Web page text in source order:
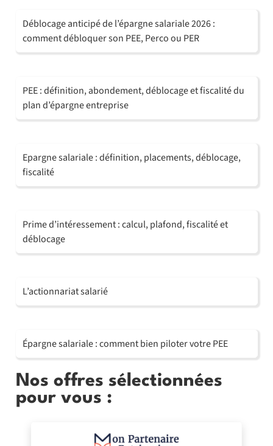
Déblocage anticipé de l’épargne salariale 2026 :
comment débloquer son PEE, Perco ou PER
PEE : définition, abondement, déblocage et fiscalité du
plan d’épargne entreprise
Epargne salariale : définition, placements, déblocage,
fiscalité
Prime d’intéressement : calcul, plafond, fiscalité et
déblocage
L’actionnariat salarié
Épargne salariale : comment bien piloter votre PEE
Nos offres sélectionnées
pour vous :